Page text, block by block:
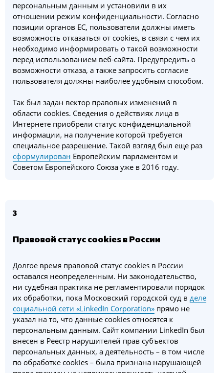
персональным данным и установили в их
отношении режим конфиденциальности. Согласно
позиции органов ЕС, пользователи должны иметь
возможность отказаться от cookies, в связи с чем их
необходимо информировать о такой возможности
перед использованием веб-сайта. Предупредить о
возможности отказа, а также запросить согласие
пользователя должны наиболее удобным способом.
Так был задан вектор правовых изменений в
области cookies. Сведения о действиях лица в
Интернете приобрели статус конфиденциальной
информации, на получение которой требуется
специальное разрешение. Такой взгляд был еще раз
сформулирован Европейским парламентом и
Советом Европейского Союза уже в 2016 году.
3
Правовой статус cookies в России
Долгое время правовой статус cookies в России
оставался неопределенным. Ни законодательство,
ни судебная практика не регламентировали порядок
их обработки, пока Московский городской суд в деле
социальной сети «LinkedIn Corporation» прямо не
указал на то, что данные cookies относятся к
персональным данным. Сайт компании LinkedIn был
внесен в Реестр нарушителей прав субъектов
персональных данных, а деятельность – в том числе
по обработке cookies – была признана нарушающей